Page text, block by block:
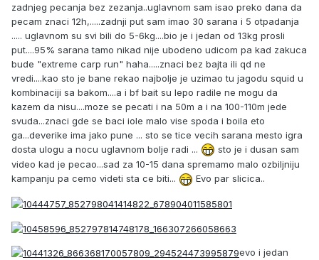
zadnjeg pecanja bez zezanja..uglavnom sam isao preko dana da
pecam znaci 12h,.....zadnji put sam imao 30 sarana i 5 otpadanja
..... uglavnom su svi bili do 5-6kg....bio je i jedan od 13kg prosli
put....95% sarana tamo nikad nije ubodeno udicom pa kad zakuca
bude "extreme carp run" haha.....znaci bez bajta ili qd ne
vredi....kao sto je bane rekao najbolje je uzimao tu jagodu squid u
kombinaciji sa bakom....a i bf bait su lepo radile ne mogu da
kazem da nisu....moze se pecati i na 50m a i na 100-110m jede
svuda...znaci gde se baci iole malo vise spoda i boila eto
ga...deverike ima jako pune ... sto se tice vecih sarana mesto igra
dosta ulogu a nocu uglavnom bolje radi ...
sto je i dusan sam
video kad je pecao...sad za 10-15 dana spremamo malo ozbiljniju
kampanju pa cemo videti sta ce biti...
Evo par slicica..
evo i jedan